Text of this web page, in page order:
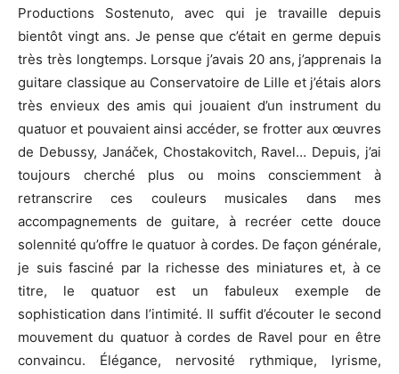
Productions Sostenuto, avec qui je travaille depuis
bientôt vingt ans. Je pense que c’était en germe depuis
très très longtemps. Lorsque j’avais 20 ans, j’apprenais la
guitare classique au Conservatoire de Lille et j’étais alors
très envieux des amis qui jouaient d’un instrument du
quatuor et pouvaient ainsi accéder, se frotter aux œuvres
de Debussy, Janáček, Chostakovitch, Ravel… Depuis, j’ai
toujours cherché plus ou moins consciemment à
retranscrire ces couleurs musicales dans mes
accompagnements de guitare, à recréer cette douce
solennité qu’offre le quatuor à cordes. De façon générale,
je suis fasciné par la richesse des miniatures et, à ce
titre, le quatuor est un fabuleux exemple de
sophistication dans l’intimité. Il suffit d’écouter le second
mouvement du quatuor à cordes de Ravel pour en être
convaincu. Élégance, nervosité rythmique, lyrisme,